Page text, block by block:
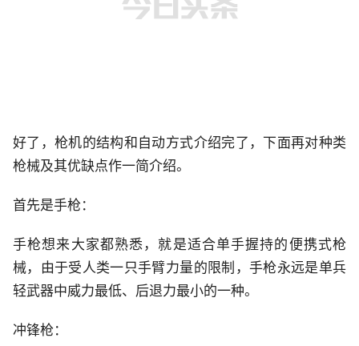
好了，枪机的结构和自动方式介绍完了，下面再对种类
枪械及其优缺点作一简介绍。
首先是手枪：
手枪想来大家都熟悉，就是适合单手握持的便携式枪
械，由于受人类一只手臂力量的限制，手枪永远是单兵
轻武器中威力最低、后退力最小的一种。
冲锋枪：